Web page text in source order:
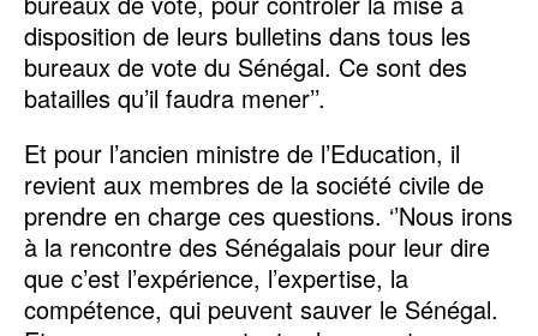
disposition de leurs bulletins dans tous les
bureaux de vote du Sénégal. Ce sont des
batailles qu’il faudra mener’’.
Et pour l’ancien ministre de l’Education, il
revient aux membres de la société civile de
prendre en charge ces questions. ‘’Nous irons
à la rencontre des Sénégalais pour leur dire
que c’est l’expérience, l’expertise, la
compétence, qui peuvent sauver le Sénégal.